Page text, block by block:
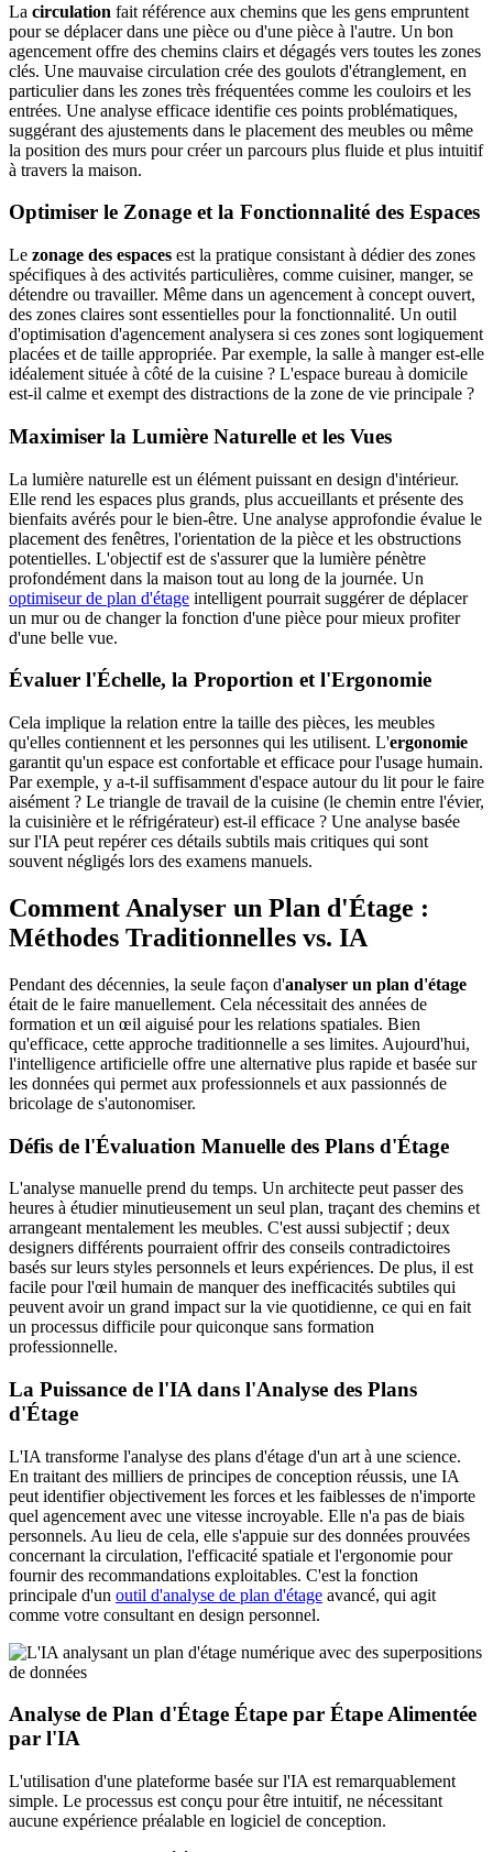
La circulation fait référence aux chemins que les gens empruntent
pour se déplacer dans une pièce ou d'une pièce à l'autre. Un bon
agencement offre des chemins clairs et dégagés vers toutes les zones
clés. Une mauvaise circulation crée des goulots d'étranglement, en
particulier dans les zones très fréquentées comme les couloirs et les
entrées. Une analyse efficace identifie ces points problématiques,
suggérant des ajustements dans le placement des meubles ou même
la position des murs pour créer un parcours plus fluide et plus intuitif
à travers la maison.
Optimiser le Zonage et la Fonctionnalité des Espaces
Le zonage des espaces est la pratique consistant à dédier des zones
spécifiques à des activités particulières, comme cuisiner, manger, se
détendre ou travailler. Même dans un agencement à concept ouvert,
des zones claires sont essentielles pour la fonctionnalité. Un outil
d'optimisation d'agencement analysera si ces zones sont logiquement
placées et de taille appropriée. Par exemple, la salle à manger est-elle
idéalement située à côté de la cuisine ? L'espace bureau à domicile
est-il calme et exempt des distractions de la zone de vie principale ?
Maximiser la Lumière Naturelle et les Vues
La lumière naturelle est un élément puissant en design d'intérieur.
Elle rend les espaces plus grands, plus accueillants et présente des
bienfaits avérés pour le bien-être. Une analyse approfondie évalue le
placement des fenêtres, l'orientation de la pièce et les obstructions
potentielles. L'objectif est de s'assurer que la lumière pénètre
profondément dans la maison tout au long de la journée. Un
optimiseur de plan d'étage intelligent pourrait suggérer de déplacer
un mur ou de changer la fonction d'une pièce pour mieux profiter
d'une belle vue.
Évaluer l'Échelle, la Proportion et l'Ergonomie
Cela implique la relation entre la taille des pièces, les meubles
qu'elles contiennent et les personnes qui les utilisent. L'ergonomie
garantit qu'un espace est confortable et efficace pour l'usage humain.
Par exemple, y a-t-il suffisamment d'espace autour du lit pour le faire
aisément ? Le triangle de travail de la cuisine (le chemin entre l'évier,
la cuisinière et le réfrigérateur) est-il efficace ? Une analyse basée
sur l'IA peut repérer ces détails subtils mais critiques qui sont
souvent négligés lors des examens manuels.
Comment Analyser un Plan d'Étage :
Méthodes Traditionnelles vs. IA
Pendant des décennies, la seule façon d'analyser un plan d'étage
était de le faire manuellement. Cela nécessitait des années de
formation et un œil aiguisé pour les relations spatiales. Bien
qu'efficace, cette approche traditionnelle a ses limites. Aujourd'hui,
l'intelligence artificielle offre une alternative plus rapide et basée sur
les données qui permet aux professionnels et aux passionnés de
bricolage de s'autonomiser.
Défis de l'Évaluation Manuelle des Plans d'Étage
L'analyse manuelle prend du temps. Un architecte peut passer des
heures à étudier minutieusement un seul plan, traçant des chemins et
arrangeant mentalement les meubles. C'est aussi subjectif ; deux
designers différents pourraient offrir des conseils contradictoires
basés sur leurs styles personnels et leurs expériences. De plus, il est
facile pour l'œil humain de manquer des inefficacités subtiles qui
peuvent avoir un grand impact sur la vie quotidienne, ce qui en fait
un processus difficile pour quiconque sans formation
professionnelle.
La Puissance de l'IA dans l'Analyse des Plans
d'Étage
L'IA transforme l'analyse des plans d'étage d'un art à une science.
En traitant des milliers de principes de conception réussis, une IA
peut identifier objectivement les forces et les faiblesses de n'importe
quel agencement avec une vitesse incroyable. Elle n'a pas de biais
personnels. Au lieu de cela, elle s'appuie sur des données prouvées
concernant la circulation, l'efficacité spatiale et l'ergonomie pour
fournir des recommandations exploitables. C'est la fonction
principale d'un outil d'analyse de plan d'étage avancé, qui agit
comme votre consultant en design personnel.
Analyse de Plan d'Étage Étape par Étape Alimentée
par l'IA
L'utilisation d'une plateforme basée sur l'IA est remarquablement
simple. Le processus est conçu pour être intuitif, ne nécessitant
aucune expérience préalable en logiciel de conception.